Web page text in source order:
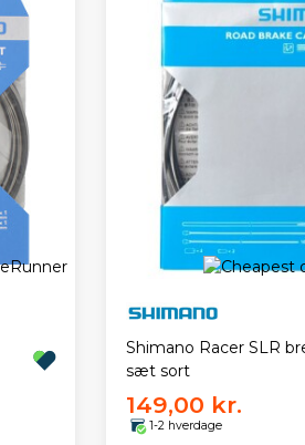
Shimano Racer SLR
sæt sort
149,00 kr.
1-2 hverdage